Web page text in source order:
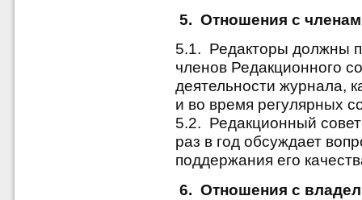
5. Отношения с
5.1. Редакторы должны
членов Редакционного
деятельности журнала,
и во время регулярных
5.2. Редакционный
раз в год обсуждает
поддержания его
6. Отношения с